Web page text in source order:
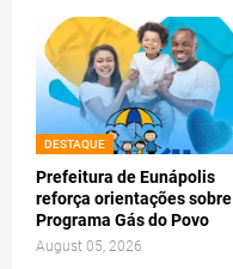
DESTAQUE
Prefeitura de Eunápolis
reforça orientações
Programa Gás do Povo
August 05, 2026